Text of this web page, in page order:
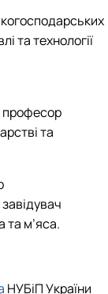
та технології
професор
та
та м’яса.
НУБіП України